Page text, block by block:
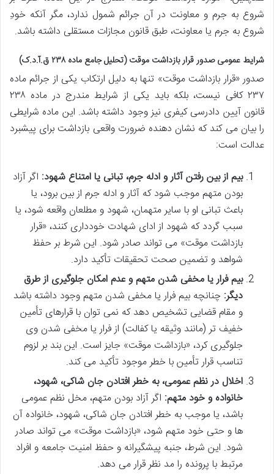
شروع به جرم و معاونت در آن جرائم شمول ندارد، مگر آنکه خودِ
شروع به جرم یا معاونت، طبق قانون مجازات مستقلی داشته باشد.
شرایط عمومی صدور قرار بازداشت موقت (تحلیل جامع ماده ۲۳۸ ق.آ.د.ک)
صدور «قرار بازداشت موقت» تنها به دلیل ارتکاب یکی از جرائم ماده
۲۳۷ کافی نیست، بلکه باید یکی از شرایط مندرج در ماده ۲۳۸
قانون آیین دادرسی کیفری نیز وجود داشته باشد. این ماده شرایطی
را بیان می کند که نشان دهنده ضرورت واقعی بازداشت برای پیشبرد
عدالت است:
بیم از بین رفتن آثار و ادله جرم، تبانی یا امتناع شهود: اگر آزاد
بودن متهم موجب شود که آثار و ادله جرم از بین برود، یا
باعث تبانی او با سایر متهمان، شهود و مطلعان واقعه شود، یا
سبب گردد که شهود از ادای شهادت خودداری کنند، «قرار
بازداشت موقت» می تواند صادر شود. این شرط بر حفظ
شواهد و تضمین صحت تحقیقات تأکید دارد.
بیم فرار یا مخفی شدن متهم و عدم امکان جلوگیری از طرق
دیگر: چنانچه بیم فرار یا مخفی شدن متهم وجود داشته باشد
و مقام قضایی تشخیص دهد که نمی توان با قرارهای تأمین
خفیف تر (مانند وثیقه یا کفالت) از فرار یا مخفی شدن وی
جلوگیری کرد، «بازداشت موقت» جایز است. این بند بر لزوم
تناسب قرار تأمین با خطر موجود تأکید می کند.
اخلال در نظم عمومی، به خطر افتادن جان شاکی، شهود،
خانواده و خود متهم: اگر آزاد بودن متهم، مخل نظم عمومی
باشد، یا موجب به خطر افتادن جان شاکی، شهود، خانواده آن
ها و حتی خود متهم شود، «بازداشت موقت» می تواند صادر
شود. این شرط، جنبه پیشگیرانه و حفظ امنیت جامعه و افراد
مرتبط با پرونده را مد نظر قرار می دهد.